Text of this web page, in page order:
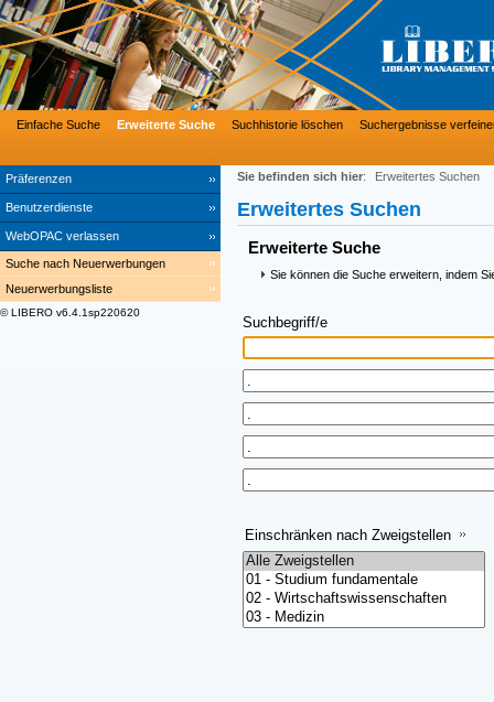
Präferenzen
Benutzerdienste
WebOPAC verlassen
Einfache Suche Erweiterte Suche Suchhistorie löschen Suchergebnisse
Suche nach Neuerwerbungen
Neuerwerbungsliste
© LIBERO v6.4.1sp220620
Sie befinden sich hier: Erweitertes Suchen
Erweitertes Suchen
Erweiterte Suche
Sie können die Suche erweitern, indem
Suchbegriff/e
Einschränken nach Zweigstellen